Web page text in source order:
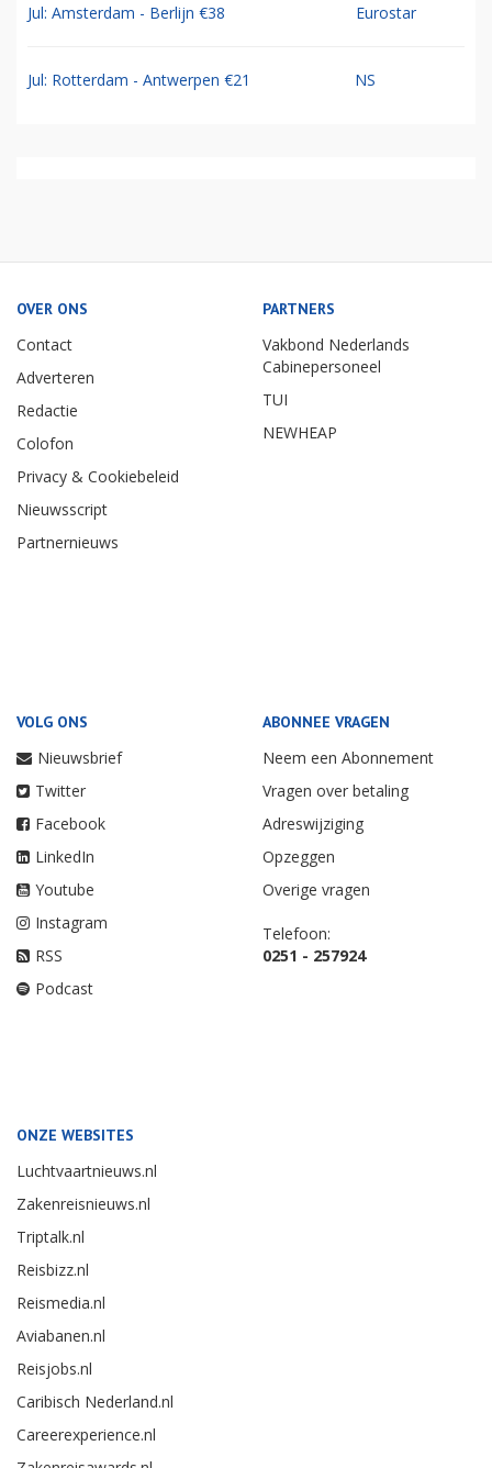
Jul: Amsterdam - Berlijn €38 Eurostar
Jul: Rotterdam - Antwerpen €21 NS
OVER ONS
Contact
Adverteren
Redactie
Colofon
Privacy & Cookiebeleid
Nieuwsscript
Partnernieuws
PARTNERS
Vakbond Nederlands
Cabinepersoneel
TUI
NEWHEAP
VOLG ONS
Nieuwsbrief
Twitter
Facebook
LinkedIn
Youtube
Instagram
RSS
Podcast
ABONNEE VRAGEN
Neem een Abonnement
Vragen over betaling
Adreswijziging
Opzeggen
Overige vragen
Telefoon:
0251 - 257924
ONZE WEBSITES
Luchtvaartnieuws.nl
Zakenreisnieuws.nl
Triptalk.nl
Reisbizz.nl
Reismedia.nl
Aviabanen.nl
Reisjobs.nl
Caribisch Nederland.nl
Careerexperience.nl